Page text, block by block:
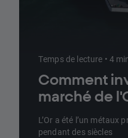
Temps de lecture • 4
Comment
marché de
L’Or a été l’un métaux
pendant des siècles